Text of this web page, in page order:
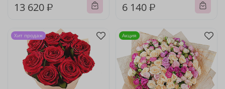
13 620 ₽ 6 140 ₽
Хит продаж Акция